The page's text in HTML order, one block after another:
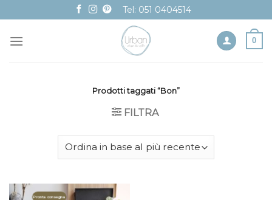
to
content
Tel: 051 0404514
0
Prodotti taggati “Bon”
FILTRA
Pronta consegna